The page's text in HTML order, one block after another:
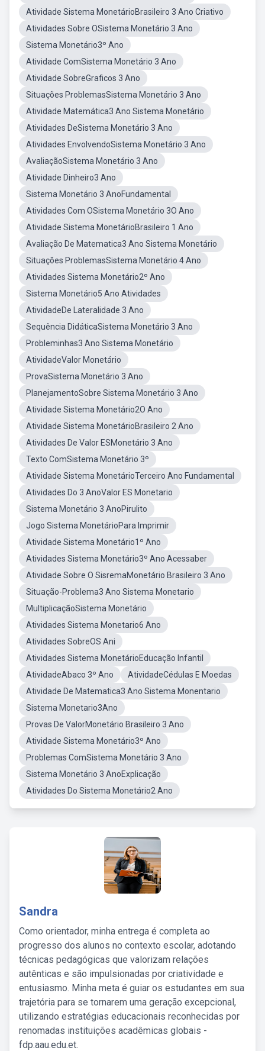
Atividade Sistema MonetárioBrasileiro 3 Ano Criativo
Atividades Sobre OSistema Monetário 3 Ano
Sistema Monetário3º Ano
Atividade ComSistema Monetário 3 Ano
Atividade SobreGraficos 3 Ano
Situações ProblemasSistema Monetário 3 Ano
Atividade Matemática3 Ano Sistema Monetário
Atividades DeSistema Monetário 3 Ano
Atividades EnvolvendoSistema Monetário 3 Ano
AvaliaçãoSistema Monetário 3 Ano
Atividade Dinheiro3 Ano
Sistema Monetário 3 AnoFundamental
Atividades Com OSistema Monetário 3O Ano
Atividade Sistema MonetárioBrasileiro 1 Ano
Avaliação De Matematica3 Ano Sistema Monetário
Situações ProblemasSistema Monetário 4 Ano
Atividades Sistema Monetário2º Ano
Sistema Monetário5 Ano Atividades
AtividadeDe Lateralidade 3 Ano
Sequência DidáticaSistema Monetário 3 Ano
Probleminhas3 Ano Sistema Monetário
AtividadeValor Monetário
ProvaSistema Monetário 3 Ano
PlanejamentoSobre Sistema Monetário 3 Ano
Atividade Sistema Monetário2O Ano
Atividade Sistema MonetárioBrasileiro 2 Ano
Atividades De Valor ESMonetário 3 Ano
Texto ComSistema Monetário 3º
Atividade Sistema MonetárioTerceiro Ano Fundamental
Atividades Do 3 AnoValor ES Monetario
Sistema Monetário 3 AnoPirulito
Jogo Sistema MonetárioPara Imprimir
Atividade Sistema Monetário1º Ano
Atividades Sistema Monetário3º Ano Acessaber
Atividade Sobre O SisremaMonetário Brasileiro 3 Ano
Situação-Problema3 Ano Sistema Monetario
MultiplicaçãoSistema Monetário
Atividades Sistema Monetario6 Ano
Atividades SobreOS Ani
Atividades Sistema MonetárioEducação Infantil
AtividadeAbaco 3º Ano
AtividadeCédulas E Moedas
Atividade De Matematica3 Ano Sistema Monentario
Sistema Monetario3Ano
Provas De ValorMonetário Brasileiro 3 Ano
Atividade Sistema Monetário3º Ano
Problemas ComSistema Monetário 3 Ano
Sistema Monetário 3 AnoExplicação
Atividades Do Sistema Monetário2 Ano
Sandra
Como orientador, minha entrega é completa ao
progresso dos alunos no contexto escolar, adotando
técnicas pedagógicas que valorizam relações
autênticas e são impulsionadas por criatividade e
entusiasmo. Minha meta é guiar os estudantes em sua
trajetória para se tornarem uma geração excepcional,
utilizando estratégias educacionais reconhecidas por
renomadas instituições acadêmicas globais -
fdp.aau.edu.et.